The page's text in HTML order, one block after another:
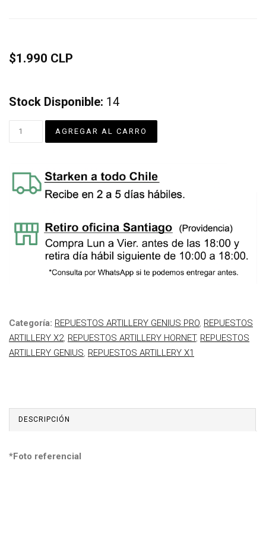
$1.990 CLP
Stock Disponible: 14
Categoría: REPUESTOS ARTILLERY GENIUS PRO, REPUESTOS
ARTILLERY X2, REPUESTOS ARTILLERY HORNET, REPUESTOS
ARTILLERY GENIUS, REPUESTOS ARTILLERY X1
DESCRIPCIÓN
*Foto referencial